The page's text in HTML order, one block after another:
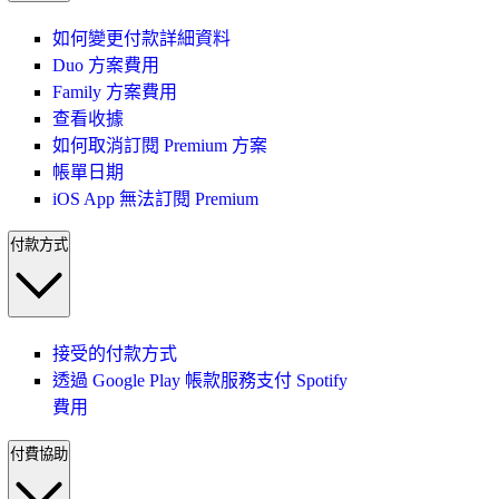
如何變更付款詳細資料
Duo 方案費用
Family 方案費用
查看收據
如何取消訂閱 Premium 方案
帳單日期
iOS App 無法訂閱 Premium
付款方式
接受的付款方式
透過 Google Play 帳款服務支付 Spotify
費用
付費協助